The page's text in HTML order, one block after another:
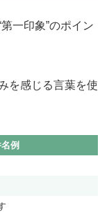
一印象”のポイン
を感じる言葉を使
例